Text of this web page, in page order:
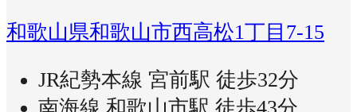
和歌山県和歌山市西高松1丁目7-15
JR紀勢本線 宮前駅 徒歩32分